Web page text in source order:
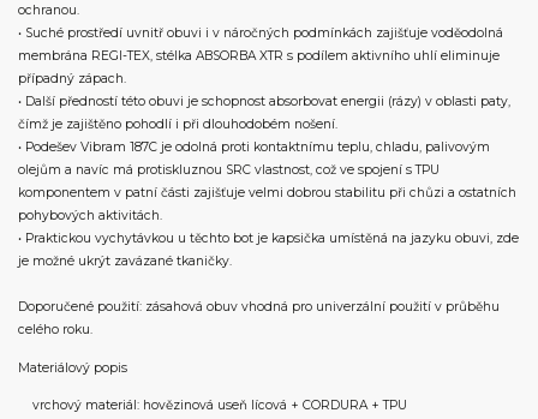
ochranou.
• Suché prostředí uvnitř obuvi i v náročných podmínkách zajišťuje voděodolná
membrána REGI-TEX, stélka ABSORBA XTR s podílem aktivního uhlí eliminuje
případný zápach.
• Další předností této obuvi je schopnost absorbovat energii (rázy) v oblasti paty,
čímž je zajištěno pohodlí i při dlouhodobém nošení.
• Podešev Vibram 187C je odolná proti kontaktnímu teplu, chladu, palivovým
olejům a navíc má protiskluznou SRC vlastnost, což ve spojení s TPU
komponentem v patní části zajišťuje velmi dobrou stabilitu při chůzi a ostatních
pohybových aktivitách.
• Praktickou vychytávkou u těchto bot je kapsička umístěná na jazyku obuvi, zde
je možné ukrýt zavázané tkaničky.
Doporučené použití: zásahová obuv vhodná pro univerzální použití v průběhu
celého roku.
Materiálový popis
vrchový materiál: hovězinová useň lícová + CORDURA + TPU